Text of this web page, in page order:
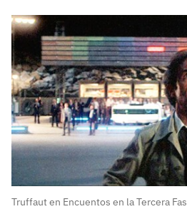
Truffaut en Encuentos en la Tercera